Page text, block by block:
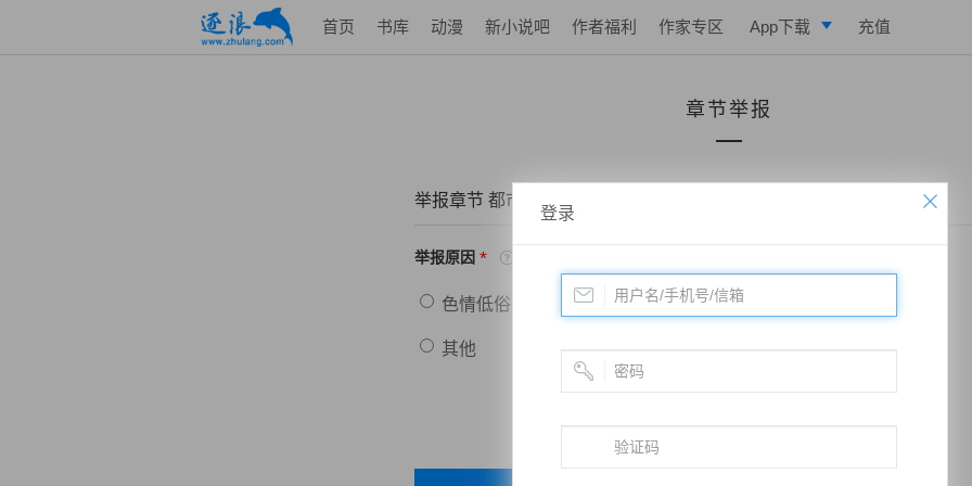
首页 书库 动漫 新小说吧 作者福利 作家专区 App下载
写作助手
充值
章节举报
举报章节 都市之修仙战神——第0078章 在座的都是垃圾
举报原因 *
色情低俗 政治敏感 暴力低俗
其他
登录